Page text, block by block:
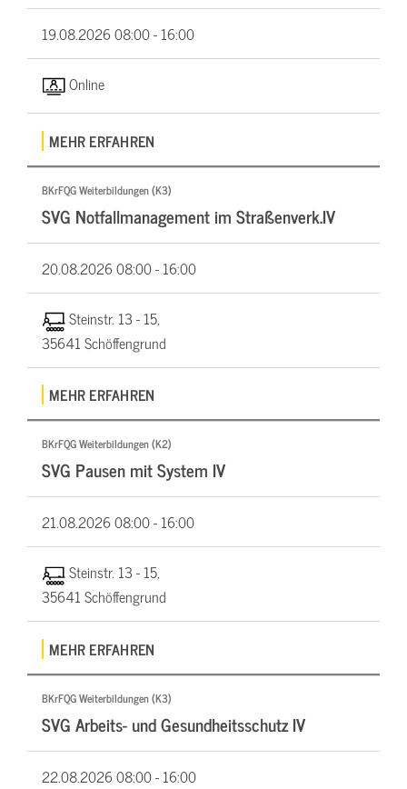
19.08.202608:00 - 16:00
Online
MEHR ERFAHREN
BKrFQG Weiterbildungen (K3)
SVG Notfallmanagement im Straßenverk.IV
20.08.202608:00 - 16:00
Steinstr. 13 - 15,
35641 Schöffengrund
MEHR ERFAHREN
BKrFQG Weiterbildungen (K2)
SVG Pausen mit System IV
21.08.202608:00 - 16:00
Steinstr. 13 - 15,
35641 Schöffengrund
MEHR ERFAHREN
BKrFQG Weiterbildungen (K3)
SVG Arbeits- und Gesundheitsschutz IV
22.08.202608:00 - 16:00